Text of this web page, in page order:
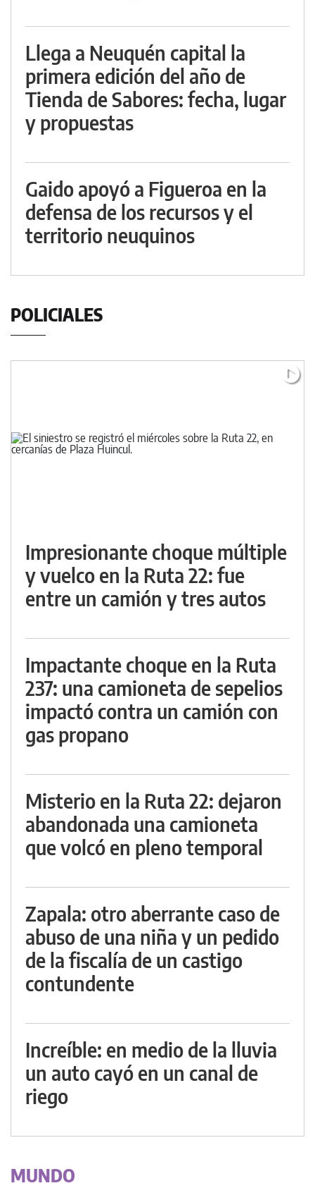
Llega a Neuquén capital la
primera edición del año de
Tienda de Sabores: fecha, lugar
y propuestas
Gaido apoyó a Figueroa en la
defensa de los recursos y el
territorio neuquinos
POLICIALES
Impresionante choque múltiple
y vuelco en la Ruta 22: fue
entre un camión y tres autos
Impactante choque en la Ruta
237: una camioneta de sepelios
impactó contra un camión con
gas propano
Misterio en la Ruta 22: dejaron
abandonada una camioneta
que volcó en pleno temporal
Zapala: otro aberrante caso de
abuso de una niña y un pedido
de la fiscalía de un castigo
contundente
Increíble: en medio de la lluvia
un auto cayó en un canal de
riego
MUNDO